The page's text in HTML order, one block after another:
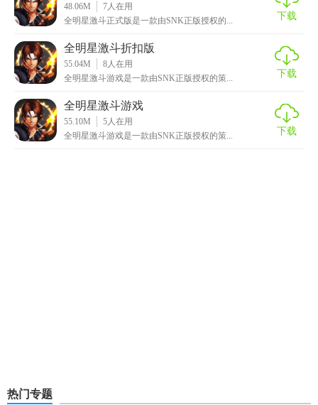
48.06M 7人在用
全明星激斗正式版是一款由SNK正版授权的...
下载
全明星激斗折扣版
55.04M 8人在用
全明星激斗游戏是一款由SNK正版授权的策...
下载
全明星激斗游戏
55.10M 5人在用
全明星激斗游戏是一款由SNK正版授权的策...
下载
热门专题